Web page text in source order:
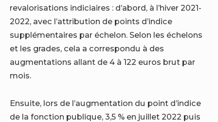
revalorisations indiciaires : d’abord, à l’hiver 2021-
2022, avec l’attribution de points d’indice
supplémentaires par échelon. Selon les échelons
et les grades, cela a correspondu à des
augmentations allant de 4 à 122 euros brut par
mois.
Ensuite, lors de l’augmentation du point d’indice
de la fonction publique, 3,5 % en juillet 2022 puis